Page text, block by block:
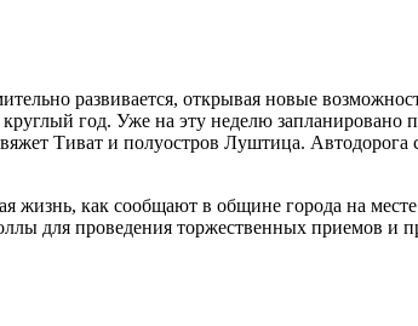
развивается, открывая новые
год. Уже на эту неделю запланировано
Тиват и полуостров Луштица. Автодорога
жизнь, как сообщают в общине города на
для проведения торжественных приемов и